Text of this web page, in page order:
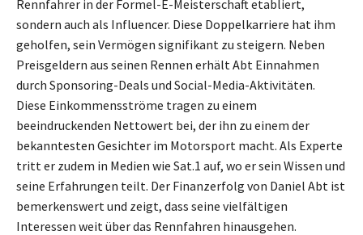
Rennfahrer in der Formel-E-Meisterschaft etabliert,
sondern auch als Influencer. Diese Doppelkarriere hat ihm
geholfen, sein Vermögen signifikant zu steigern. Neben
Preisgeldern aus seinen Rennen erhält Abt Einnahmen
durch Sponsoring-Deals und Social-Media-Aktivitäten.
Diese Einkommensströme tragen zu einem
beeindruckenden Nettowert bei, der ihn zu einem der
bekanntesten Gesichter im Motorsport macht. Als Experte
tritt er zudem in Medien wie Sat.1 auf, wo er sein Wissen und
seine Erfahrungen teilt. Der Finanzerfolg von Daniel Abt ist
bemerkenswert und zeigt, dass seine vielfältigen
Interessen weit über das Rennfahren hinausgehen.